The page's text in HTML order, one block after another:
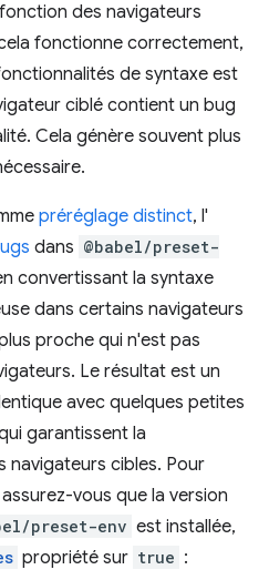
des navigateurs
fonctionne correctement,
de syntaxe est
ciblé contient un bug
Cela génère souvent plus
préréglage distinct, l'
dans @babel/preset-
convertissant la syntaxe
dans certains navigateurs
proche qui n'est pas
Le résultat est un
avec quelques petites
garantissent la
navigateurs cibles. Pour
vous que la version
preset-env est installée,
propriété sur true :